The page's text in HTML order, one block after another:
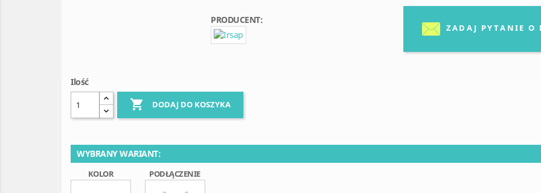
PRODUCENT:
ZADAJ PYTANIE O
Ilość
 DODAJ DO KOSZYKA
WYBRANY WARIANT:
KOLOR PODŁĄCZENIE